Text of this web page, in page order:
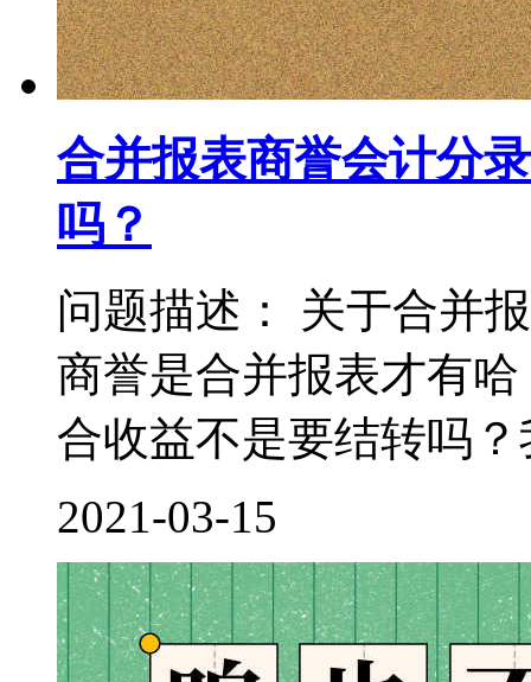
合并报表商誉会计分
吗？
问题描述： 关于合并
商誉是合并报表才有
合收益不是要结转吗
2021-03-15